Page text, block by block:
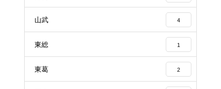
山武 4
東総 1
東葛 2